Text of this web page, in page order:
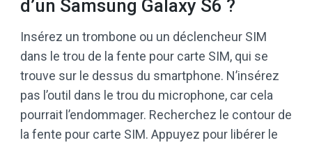
d’un Samsung Galaxy S6 ?
Insérez un trombone ou un déclencheur SIM
dans le trou de la fente pour carte SIM, qui se
trouve sur le dessus du smartphone. N’insérez
pas l’outil dans le trou du microphone, car cela
pourrait l’endommager. Recherchez le contour de
la fente pour carte SIM. Appuyez pour libérer le